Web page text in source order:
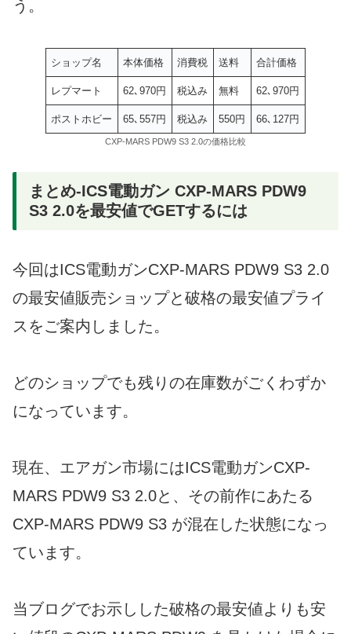
う。
ショップ名 本体価格 消費税 送料 合計価格
レプマート 62､970円 税込み 無料 62､970円
ポストホビー 65､557円 税込み 550円 66､127円
CXP-MARS PDW9 S3 2.0の価格比較
まとめ-ICS電動ガン CXP-MARS PDW9
S3 2.0を最安値でGETするには
今回はICS電動ガンCXP-MARS PDW9 S3 2.0
の最安値販売ショップと破格の最安値プライ
スをご案内しました。
どのショップでも残りの在庫数がごくわずか
になっています。
現在、エアガン市場にはICS電動ガンCXP-
MARS PDW9 S3 2.0と、その前作にあたる
CXP-MARS PDW9 S3 が混在した状態になっ
ています。
当ブログでお示しした破格の最安値よりも安